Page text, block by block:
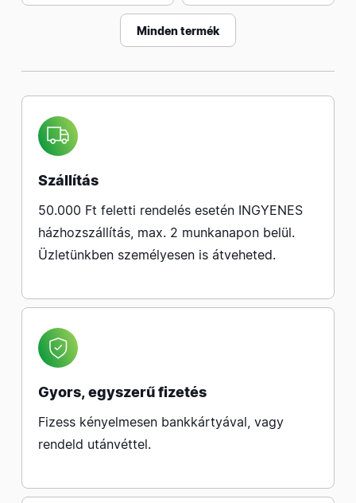
Minden termék
Szállítás
50.000 Ft feletti rendelés esetén INGYENES
házhozszállítás, max. 2 munkanapon belül.
Üzletünkben személyesen is átveheted.
Gyors, egyszerű fizetés
Fizess kényelmesen bankkártyával, vagy
rendeld utánvéttel.